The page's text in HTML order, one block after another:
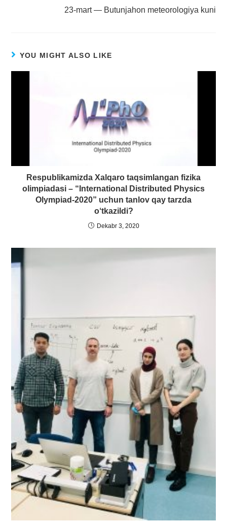
23-mart — Butunjahon meteorologiya kuni
YOU MIGHT ALSO LIKE
Respublikamizda Xalqaro taqsimlangan fizika
olimpiadasi – “International Distributed Physics
Olympiad-2020” uchun tanlov qay tarzda
o‘tkazildi?
Dekabr 3, 2020